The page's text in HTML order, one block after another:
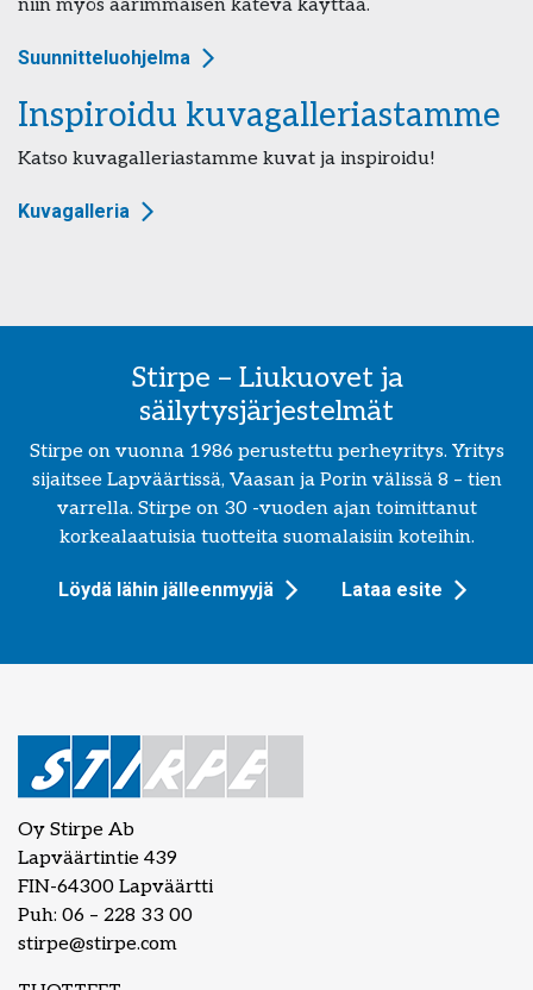
niin myös äärimmäisen kätevä käyttää.
Suunnitteluohjelma
Inspiroidu kuvagalleriastamme
Katso kuvagalleriastamme kuvat ja inspiroidu!
Kuvagalleria
Stirpe – Liukuovet ja
säilytysjärjestelmät
Stirpe on vuonna 1986 perustettu perheyritys. Yritys
sijaitsee Lapväärtissä, Vaasan ja Porin välissä 8 – tien
varrella. Stirpe on 30 -vuoden ajan toimittanut
korkealaatuisia tuotteita suomalaisiin koteihin.
Löydä lähin jälleenmyyjä Lataa esite
Oy Stirpe Ab
Lapväärtintie 439
FIN-64300 Lapväärtti
Puh: 06 – 228 33 00
stirpe@stirpe.com